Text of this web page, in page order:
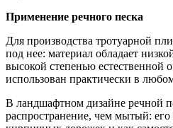
Применение речного песка
Для производства тротуарной
под нее: материал обладает
высокой степенью естественной
использован практически в
В ландшафтном дизайне речной
распространение, чем мытый: